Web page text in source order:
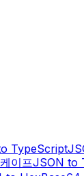
TypeScript
이프JSON to